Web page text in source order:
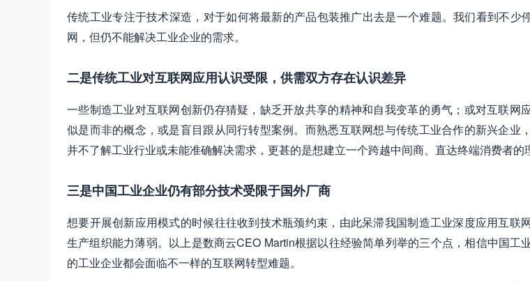
传统工业专注于技术深造，对于如何将最新的产品包装推广出去是一个难题。我们看到不少
网，但仍不能解决工业企业的需求。
二是传统工业对互联网应用认识受限，供需双方存在认识差异
一些制造工业对互联网创新仍存猜疑，缺乏开放共享的精神和自我变革的勇气；或对互联网
似是而非的概念，或是盲目跟从同行转型案例。而熟悉互联网想与传统工业合作的新兴企业
并不了解工业行业或未能准确解决需求，更甚的是想建立一个跨越中间商、直达终端消费者的
三是中国工业企业仍有部分技术受限于国外厂商
想要开展创新应用模式的时候往往收到技术瓶颈约束，由此呆滞我国制造工业深度应用互联
生产组织能力薄弱。以上是数商云CEO Martin根据以往经验简单列举的三个点，相信中国工
的工业企业都会面临不一样的互联网转型难题。